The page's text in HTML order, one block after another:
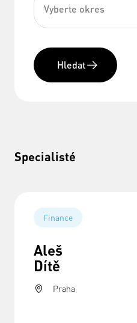
Hledat
Specialisté
Finance
Aleš
Dítě
Praha